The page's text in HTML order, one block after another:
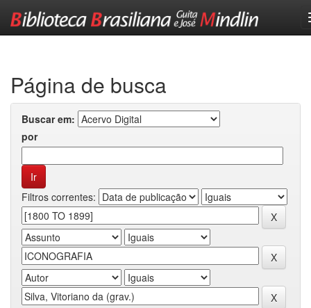
Página de busca
Buscar em:
por
Filtros correntes: